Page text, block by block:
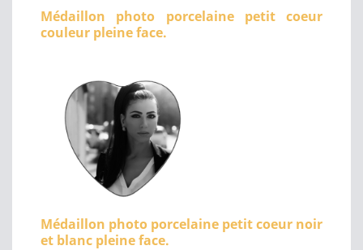
Médaillon photo porcelaine petit coeur
couleur pleine face.
Médaillon photo porcelaine petit coeur noir
et blanc pleine face.